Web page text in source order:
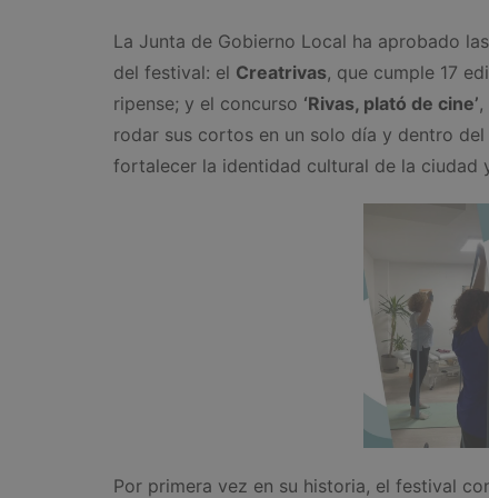
La Junta de Gobierno Local ha aprobado
del festival: el Creatrivas, que cumple 17
ripense; y el concurso ‘Rivas, plató de cine’,
rodar sus cortos en un solo día y dentro
fortalecer la identidad cultural de la ciudad
Por primera vez en su historia, el festival